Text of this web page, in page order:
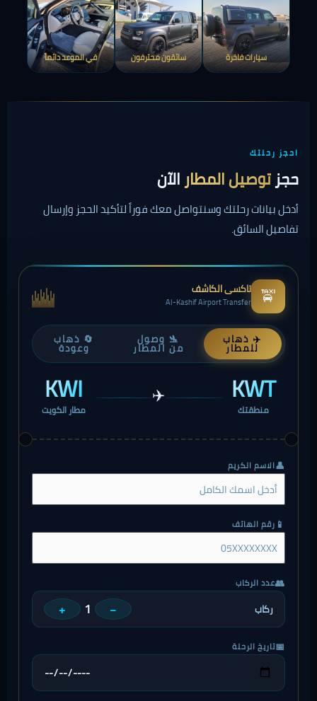
سيارات فاخرة سائقون محترفون في الموعد دائماً
احجز رحلتك
حجزتوصيل المطارالآن
أدخل بيانات رحلتك وسنتواصل معك فوراً لتأكيد الحجز وإرسال
تفاصيل السائق.
🚖 تاكسي الكاشف
Al-Kashif Airport Transfer
✈️ ذهاب
للمطار
🛬 وصول
من المطار
🔄 ذهاب
وعودة
KWT
منطقتك ✈️
KWI
مطار الكويت
👤الاسم الكريم
📱 رقم الهاتف
👥عدد الركاب
ركاب −
1
+
📅تاريخ الرحلة